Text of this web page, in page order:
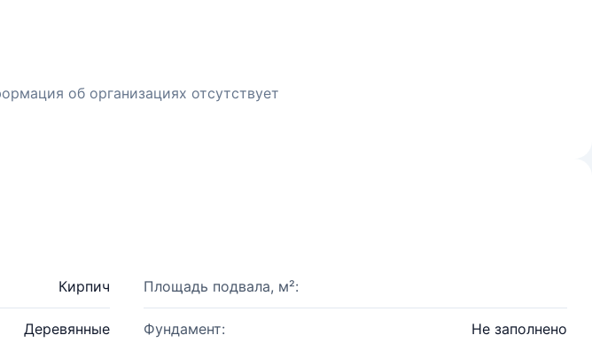
об организациях отсутствует
Кирпич Площадь подвала, м²:
Деревянные Фундамент: Не заполнено